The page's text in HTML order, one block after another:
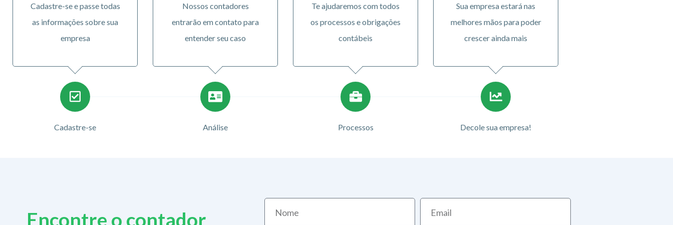
Cadastre-se e passe todas
as informações sobre sua
empresa
Nossos contadores
entrarão em contato para
entender seu caso
Te ajudaremos com todos
os processos e obrigações
contábeis
Sua empresa estará nas
melhores mãos para poder
crescer ainda mais
Cadastre-se Análise Processos Decole sua empresa!
Encontre o contador